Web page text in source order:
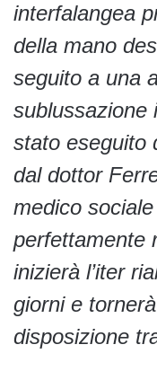
interfalangea
della mano
seguito a una
sublussazione
stato eseguito
dal dottor
medico
perfettamente
inizierà l’iter
giorni e
disposizione